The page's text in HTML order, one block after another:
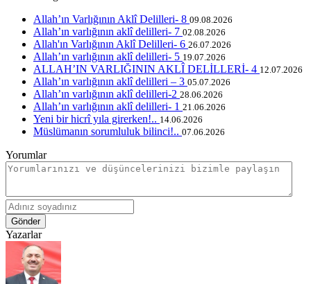
Allah’ın Varlığının Aklî Delilleri- 8 09.08.2026
Allah’ın varlığının aklî delilleri- 7 02.08.2026
Allah'ın Varlığının Aklî Delilleri- 6 26.07.2026
Allah’ın varlığının aklî delilleri- 5 19.07.2026
ALLAH’IN VARLIĞININ AKLÎ DELİLLERİ- 4 12.07.2026
Allah’ın varlığının aklî delilleri – 3 05.07.2026
Allah’ın varlığının aklî delilleri-2 28.06.2026
Allah’ın varlığının aklî delilleri- 1 21.06.2026
Yeni bir hicrî yıla girerken!.. 14.06.2026
Müslümanın sorumluluk bilinci!.. 07.06.2026
Yorumlar
Gönder
Yazarlar